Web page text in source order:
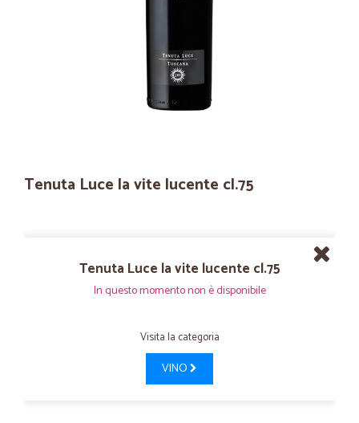
Tenuta Luce la vite lucente cl.75
Tenuta Luce la vite lucente cl.75
In questo momento non è disponibile
Visita la categoria
VINO